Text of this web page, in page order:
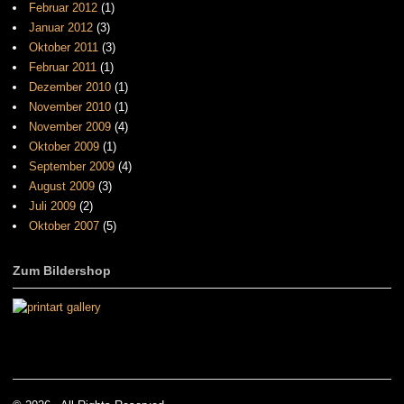
Februar 2012 (1)
Januar 2012 (3)
Oktober 2011 (3)
Februar 2011 (1)
Dezember 2010 (1)
November 2010 (1)
November 2009 (4)
Oktober 2009 (1)
September 2009 (4)
August 2009 (3)
Juli 2009 (2)
Oktober 2007 (5)
Zum Bildershop